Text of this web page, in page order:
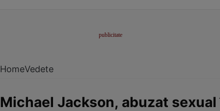
HomeVedete
Michael Jackson, abuzat